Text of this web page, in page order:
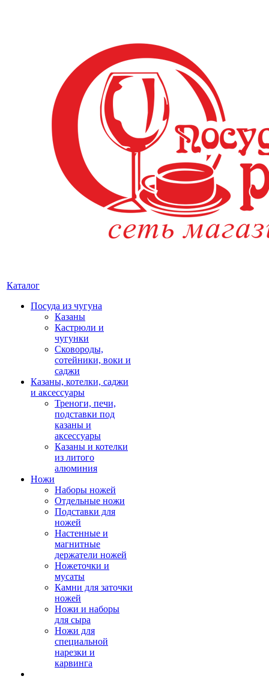
Каталог
Посуда из чугуна
Казаны
Кастрюли и
чугунки
Сковороды,
сотейники, воки и
саджи
Казаны, котелки, саджи
и аксессуары
Треноги, печи,
подставки под
казаны и
аксессуары
Казаны и котелки
из литого
алюминия
Ножи
Наборы ножей
Отдельные ножи
Подставки для
ножей
Настенные и
магнитные
держатели ножей
Ножеточки и
мусаты
Камни для заточки
ножей
Ножи и наборы
для сыра
Ножи для
специальной
нарезки и
карвинга